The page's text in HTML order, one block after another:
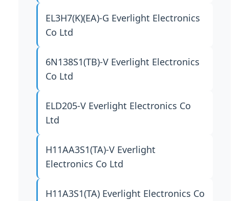
EL3H7(K)(EA)-G Everlight Electronics
Co Ltd
6N138S1(TB)-V Everlight Electronics
Co Ltd
ELD205-V Everlight Electronics Co
Ltd
H11AA3S1(TA)-V Everlight
Electronics Co Ltd
H11A3S1(TA) Everlight Electronics Co